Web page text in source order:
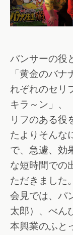
パンサーの役
「黄金のバ
れぞれのセリ
キラ～ン」、
リフのある役
たよりそんな
で、急遽、効
な短時間での
ただきました。
会見では、パ
太郎）、べん
本興業のふと